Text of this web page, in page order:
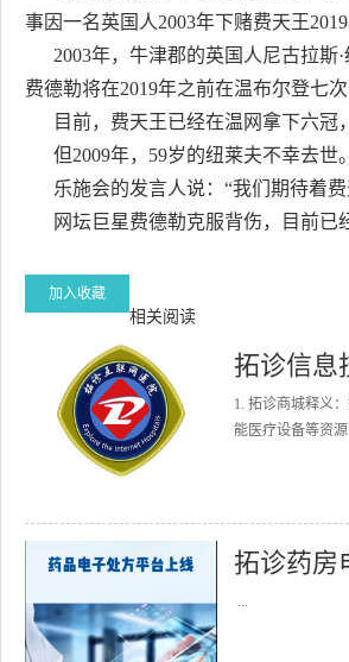
事因一名英国人2003年下赌费天王
2003年，牛津郡的英国人尼古拉斯·
费德勒将在2019年之前在温布尔登七次
目前，费天王已经在温网拿下六冠
但2009年，59岁的纽莱夫不幸去世
乐施会的发言人说：“我们期待着费
网坛巨星费德勒克服背伤，目前已
加入收藏
相关阅读
拓诊信息
1. 拓诊商城释义
能医疗设备等资
拓诊药房
...